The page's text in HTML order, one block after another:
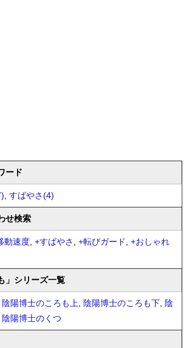
ード
, すばやさ(4)
せ検索
動速度, +すばやさ , +転びガード, +おしゃれ
」シリーズ一覧
陰陽博士のころも上, 陰陽博士のころも下, 陰
陰陽博士のくつ